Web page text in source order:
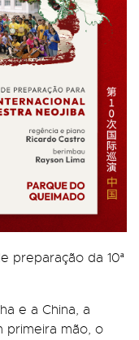
preparação da 10ª
e a China, a
primeira mão, o